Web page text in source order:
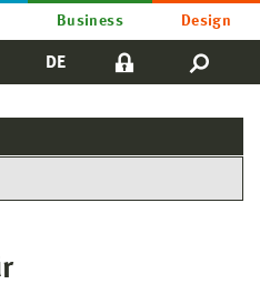
Business Design
DE